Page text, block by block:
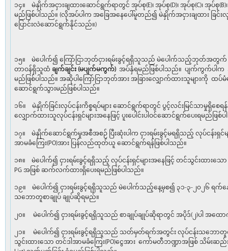
၁၄။ မဲနှိုက်အငှားချထားဆောင်ရွက်ရာတွင် အုပ်စု(E)၊ အုပ်စု(D)၊ အုပ်စု(C)၊ အုပ်
မည်ဖြစ်ပါသည်။ (လိုအပ်ပါက အခြေအနေပေါ်မူတည်၍ မဲနှိုက်အငှားချထား ခြ
ပြောင်းလဲဆောင်ရွက်နိုင်သည်။)
၁၅။ မဲပေါက်၍ ကြော်ငြာဘုတ်ငှားရမ်းခွင့်ရရှိသူသည် မဲပေါက်သည့်ဘုတ်အတွက် ပ
တာဝန်ရှိသူထံချက်ချင်း (မပျက်မကွက်)အပ်နှံရမည်ဖြစ်ပါသည်။ ပျက်ကွက်ပါက အ
မည်ဖြစ်ပါသည်။ အဆိုပါကြော်ငြာဘုတ်အား အခြားလျှောက်ထားသူများကို ထ
ဆောင်ရွက်သွားမည်ဖြစ်ပါသည်။
၁၆။ မဲနှိုက်ခြင်းလုပ်ငန်းကိစ္စရပ်များ ဆောင်ရွက်ရာတွင် ပွင့်လင်းမြင်သာမှုရှိစေ
လျှောက်ထားသူလုပ်ငန်းရှင်များအနေဖြင့် ပူးပေါင်းပါဝင်ဆောင်ရွက်ပေးရမည်ဖြစ်
၁၇။ မဲနှိုက်ဆောင်ရွက်မှုအစီအစဉ် ပြီးဆုံးပါက ငှားရမ်းခွင့်မရရှိသည့် လုပ်ငန်းရှင်မ
အာမခံကြေး(PO)အား ပြန်လည်ထုတ်ယူ ဆောင်ရွက်ရန်ဖြစ်ပါသည်။
၁၈။ မဲပေါက်၍ ငှားရမ်းခွင့်ရရှိသည့် လုပ်ငန်းရှင်များအနေဖြင့် တင်သွင်းထားသော
PG အဖြစ် ဆက်လက်ထားရှိပေးရမည်ဖြစ်ပါသည်။
၁၉။ မဲပေါက်၍ ငှားရမ်းခွင့်ရရှိသူသည် မဲပေါက်သည့်နေ့မှစ၍ ၃၁-၃-၂၀၂၆ ရက်နေ့
သဘောတူစာချုပ် ချုပ်ဆိုရမည်။
၂၀။ မဲပေါက်၍ ငှားရမ်းခွင့်ရရှိသူသည် စာချုပ်ချုပ်ဆိုရာတွင် အပိုဒ်(၂)ပါ အထ
၂၁။ မဲပေါက်၍ ငှားရမ်းခွင့်ရရှိသူသည် သတ်မှတ်ရက်အတွင်း လုပ်ငန်းသဘောတူစ
သွင်းထားသော တင်ဒါအာမခံကြေး(PO)ငွေအား ကော်မတီဘဏ္ဍာအဖြစ် သိမ်းဆည်